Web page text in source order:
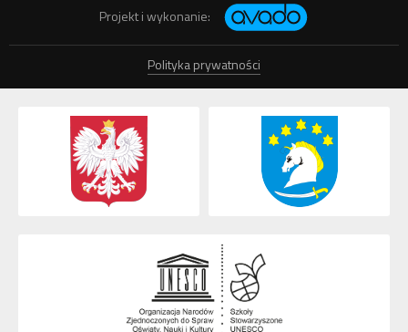
Projekt i wykonanie:
Polityka prywatności